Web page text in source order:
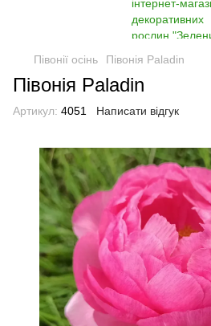
Півонії осінь Півонія Paladin
Півонія Paladin
Артикул: 4051 Написати відгук